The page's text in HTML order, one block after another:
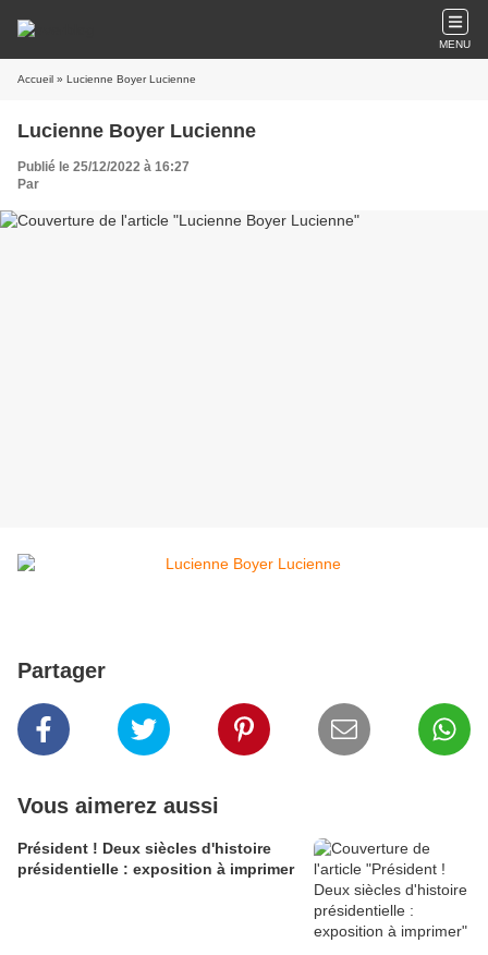
MENU
Accueil » Lucienne Boyer Lucienne
Lucienne Boyer Lucienne
Publié le 25/12/2022 à 16:27
Par
Partager
Vous aimerez aussi
Président ! Deux siècles d'histoire
présidentielle : exposition à imprimer